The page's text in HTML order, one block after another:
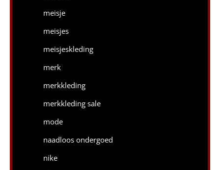
meisje
meisjes
meisjeskleding
merk
merkkleding
merkkleding sale
mode
naadloos ondergoed
nike